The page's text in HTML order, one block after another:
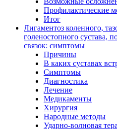
Профилактические
Итог
Лигаментоз коленного,
голеностопного сустава,
связок: симптомы
Причины
В каких суставах
Симптомы
Диагностика
Лечение
Медикаменты
Хирургия
Народные методы
Ударно-волновая